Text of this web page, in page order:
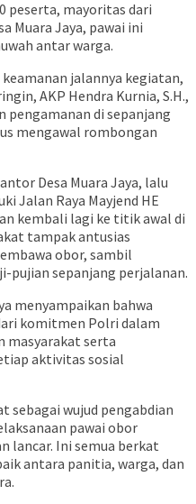
peserta, mayoritas dari
Muara Jaya, pawai ini
antar warga.
jalannya kegiatan,
AKP Hendra Kurnia, S.H.,
pengamanan di sepanjang
mengawal rombongan
Desa Muara Jaya, lalu
Jalan Raya Mayjend HE
kembali lagi ke titik awal di
tampak antusias
obor, sambil
pujian sepanjang perjalanan.
menyampaikan bahwa
komitmen Polri dalam
masyarakat serta
aktivitas sosial
sebagai wujud pengabdian
pawai obor
lancar. Ini semua berkat
antara panitia, warga, dan